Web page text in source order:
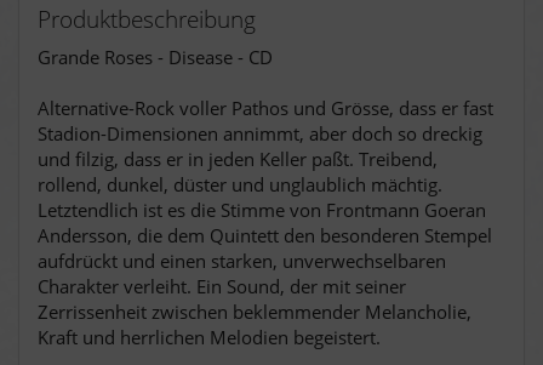
Produktbeschreibung
Grande Roses - Disease - CD
Alternative-Rock voller Pathos und Grösse, dass er fast
Stadion-Dimensionen annimmt, aber doch so dreckig
und filzig, dass er in jeden Keller paßt. Treibend,
rollend, dunkel, düster und unglaublich mächtig.
Letztendlich ist es die Stimme von Frontmann Goeran
Andersson, die dem Quintett den besonderen Stempel
aufdrückt und einen starken, unverwechselbaren
Charakter verleiht. Ein Sound, der mit seiner
Zerrissenheit zwischen beklemmender Melancholie,
Kraft und herrlichen Melodien begeistert.